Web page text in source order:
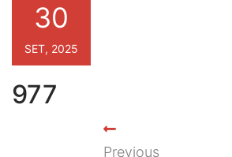
977
30
SET, 2025
Previous